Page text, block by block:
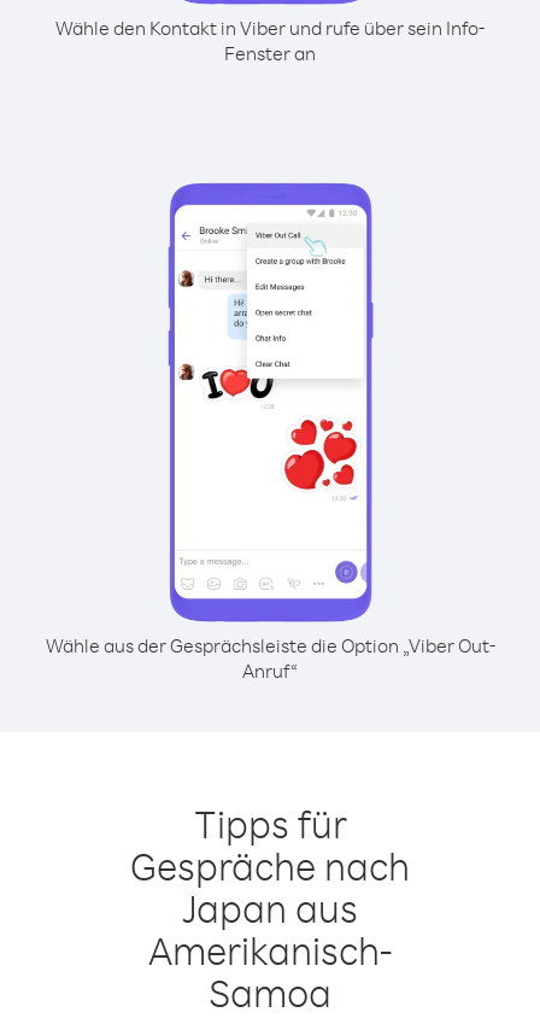
Wähle den Kontakt in Viber und rufe über sein Info-
Fenster an
Wähle aus der Gesprächsleiste die Option „Viber Out-
Anruf“
Tipps für
Gespräche nach
Japan aus
Amerikanisch-
Samoa